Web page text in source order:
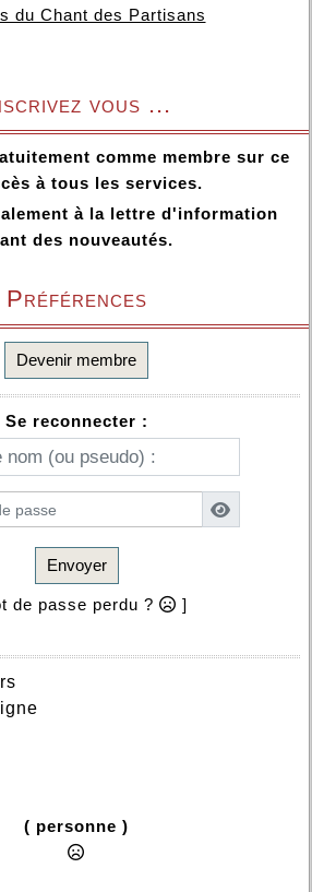
du Chant des Partisans
vous ...
comme membre sur ce
à tous les services.
à la lettre d'information
des nouveautés.
Préférences
Devenir membre
Se reconnecter :
Envoyer
de passe perdu ? ]
( personne )